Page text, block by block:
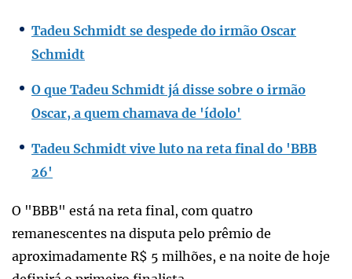
Tadeu Schmidt se despede do irmão Oscar
Schmidt
O que Tadeu Schmidt já disse sobre o irmão
Oscar, a quem chamava de 'ídolo'
Tadeu Schmidt vive luto na reta final do 'BBB
26'
O "BBB" está na reta final, com quatro
remanescentes na disputa pelo prêmio de
aproximadamente R$ 5 milhões, e na noite de hoje